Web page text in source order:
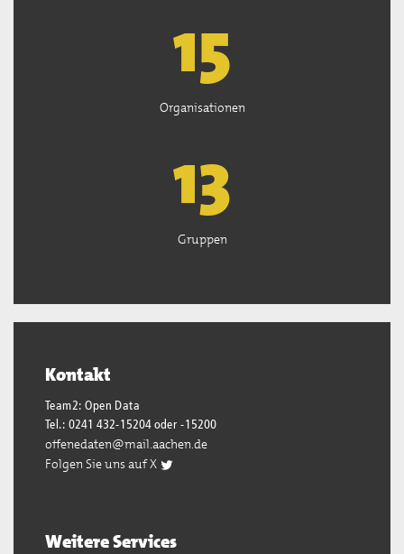
15
Organisationen
13
Gruppen
Kontakt
Team2: Open Data
Tel.: 0241 432-15204 oder -15200
offenedaten@mail.aachen.de
Folgen Sie uns auf X
Weitere Services